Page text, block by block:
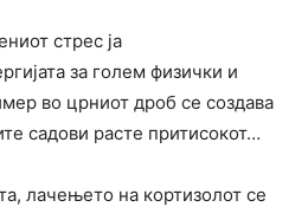
стрес ја
за голем физички и
во црниот дроб се создава
садови расте притисокот…
лачењето на кортизолот се